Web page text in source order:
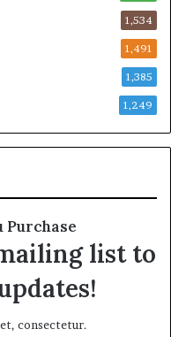
1,534
1,491
1,385
1,249
Purchase
list to
consectetur.